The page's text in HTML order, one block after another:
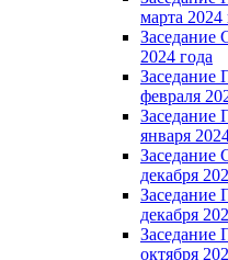
марта 2024
2024 года
февраля
января
декабря
декабря
октября